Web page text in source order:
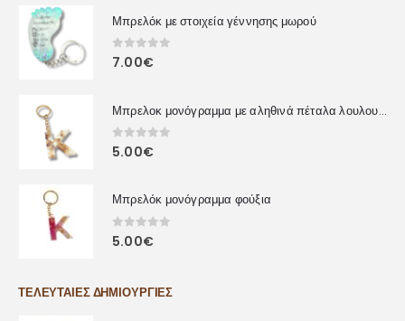
Μπρελόκ με στοιχεία γέννησης μωρού
0 out of 5
7.00€
Μπρελοκ μονόγραμμα με αληθινά πέταλα λουλουδιών
0 out of 5
5.00€
Μπρελόκ μονόγραμμα φούξια
0 out of 5
5.00€
ΤΕΛΕΥΤΑΊΕΣ ΔΗΜΙΟΥΡΓΊΕΣ